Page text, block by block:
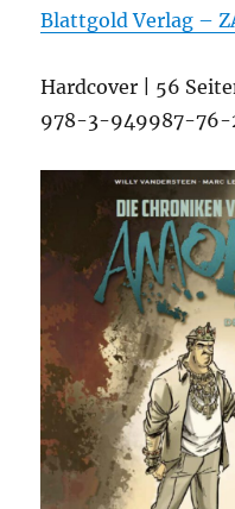
Blattgold Verlag –
Hardcover | 56
978-3-949987-76-